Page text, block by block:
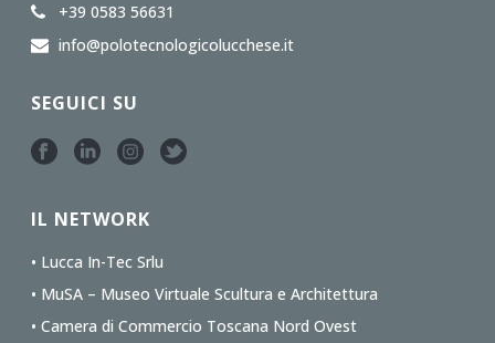
+39 0583 56631
info@polotecnologicolucchese.it
SEGUICI SU
IL NETWORK
• Lucca In-Tec Srlu
• MuSA – Museo Virtuale Scultura e Architettura
• Camera di Commercio Toscana Nord Ovest